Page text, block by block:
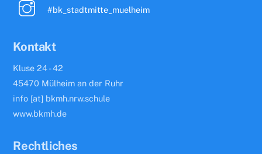
#bk_stadtmitte_muelheim
Kontakt
Kluse 24 - 42
45470 Mülheim an der Ruhr
info [at] bkmh.nrw.schule
www.bkmh.de
Rechtliches